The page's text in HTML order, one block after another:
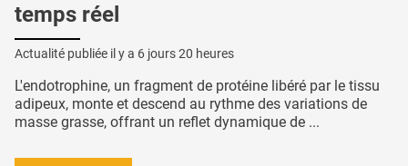
temps réel
Actualité publiée il y a 6 jours 20 heures
L'endotrophine, un fragment de protéine libéré par le tissu
adipeux, monte et descend au rythme des variations de
masse grasse, offrant un reflet dynamique de ...